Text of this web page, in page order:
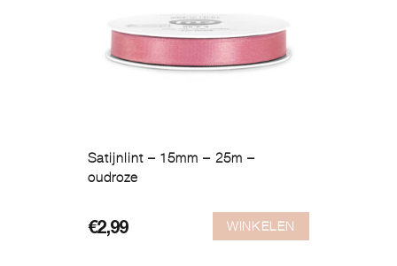
Satijnlint – 15mm – 25m –
oudroze
€2,99 WINKELEN